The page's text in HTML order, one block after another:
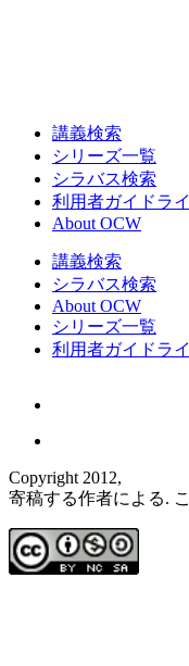
講義検索
シリーズ一覧
シラバス検索
利用者ガイドラ
About OCW
講義検索
シラバス検索
About OCW
シリーズ一覧
利用者ガイドラ
Copyright 2012,
寄稿する作者による.